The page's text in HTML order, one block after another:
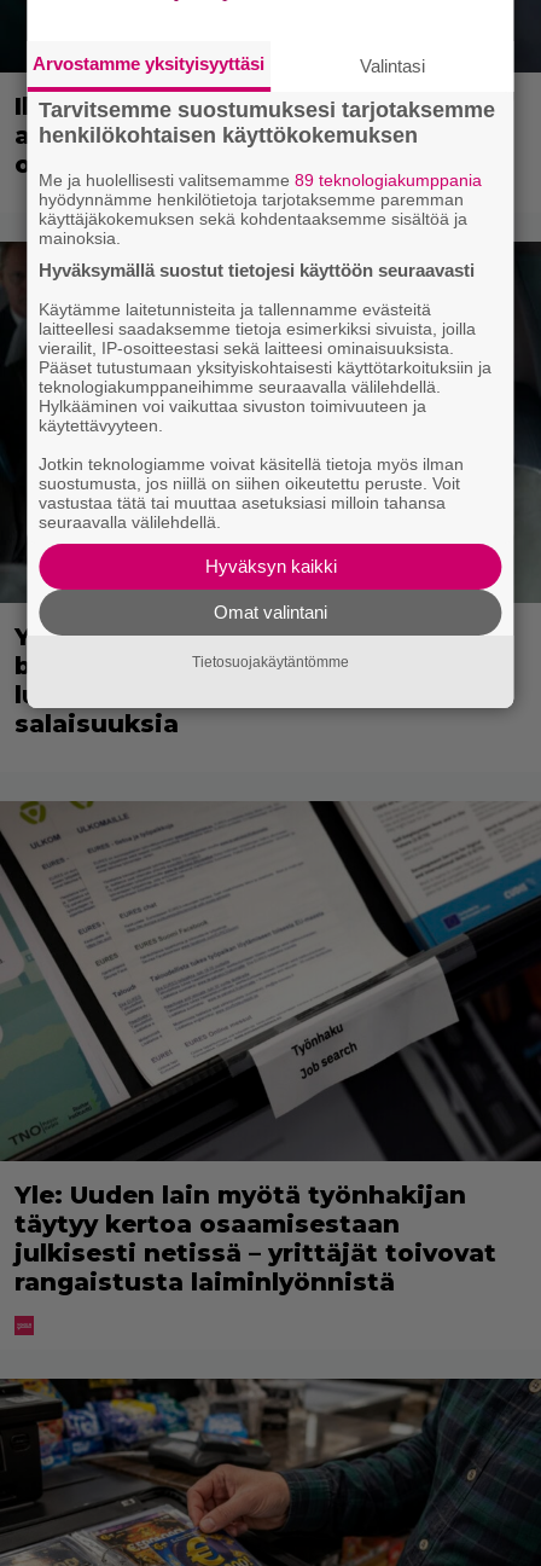
Illalla tv:ssä: Suomi-komediaa
arvostetaan myös maailmalla – nyt ei
ole luvassa kevyt reissu!
Yöllä tv:ssä: Pätevä vakoojaleffa vie
brittimiehen Neuvostoliittoon –
luvassa kylmän sodan jännitystä ja
salaisuuksia
Yle: Uuden lain myötä työnhakijan
täytyy kertoa osaamisestaan
julkisesti netissä – yrittäjät toivovat
rangaistusta laiminlyönnistä
Arvostamme yksityisyyttäsi Valintasi
Tarvitsemme suostumuksesi tarjotaksemme
henkilökohtaisen käyttökokemuksen
Me ja huolellisesti valitsemamme89 teknologiakumppania
hyödynnämme henkilötietoja tarjotaksemme paremman
käyttäjäkokemuksen sekä kohdentaaksemme sisältöä ja
mainoksia.
Hyväksymällä suostut tietojesi käyttöön seuraavasti
Käytämme laitetunnisteita ja tallennamme evästeitä
laitteellesi saadaksemme tietoja esimerkiksi sivuista, joilla
vierailit, IP-osoitteestasi sekä laitteesi ominaisuuksista.
Pääset tutustumaan yksityiskohtaisesti käyttötarkoituksiin ja
teknologiakumppaneihimme seuraavalla välilehdellä.
Hylkääminen voi vaikuttaa sivuston toimivuuteen ja
käytettävyyteen.
Jotkin teknologiamme voivat käsitellä tietoja myös ilman
suostumusta, jos niillä on siihen oikeutettu peruste. Voit
vastustaa tätä tai muuttaa asetuksiasi milloin tahansa
seuraavalla välilehdellä.
Hyväksyn kaikki
Omat valintani
Tietosuojakäytäntömme